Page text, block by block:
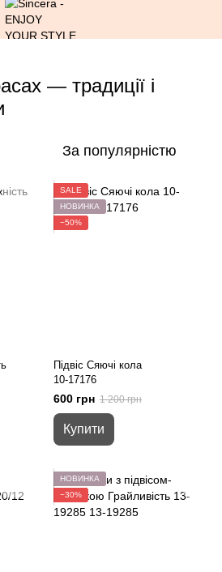
— традиції і
За популярністю
SALE
НОВИНКА
−50%
Підвіс Сяючі кола
10-17176
600 грн 1 200 грн
Купити
НОВИНКА
−30%